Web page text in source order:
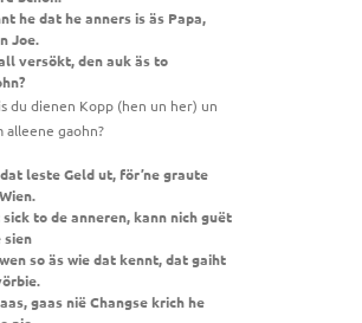
he dat he anners is äs Papa,
Joe.
versökt, den auk äs to
du dienen Kopp (hen un her) un
alleene gaohn?
leste Geld ut, för’ne graute
to de anneren, kann nich guët
sien
so äs wie dat kennt, dat gaiht
gaas nië Changse krich he